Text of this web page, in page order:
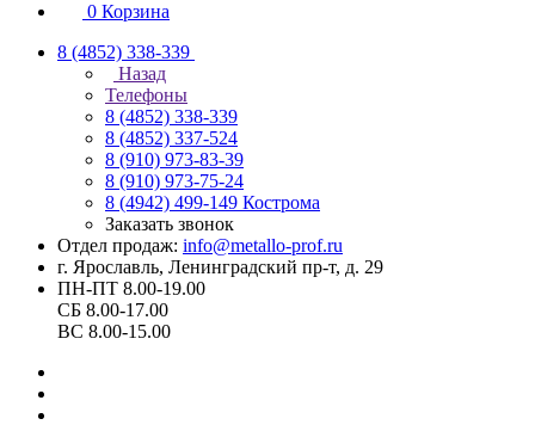
0 Корзина
8 (4852) 338-339
Назад
Телефоны
8 (4852) 338-339
8 (4852) 337-524
8 (910) 973-83-39
8 (910) 973-75-24
8 (4942) 499-149 Кострома
Заказать звонок
Отдел продаж: info@metallo-prof.ru
г. Ярославль, Ленинградский пр-т, д. 29
ПН-ПТ 8.00-19.00
СБ 8.00-17.00
ВС 8.00-15.00